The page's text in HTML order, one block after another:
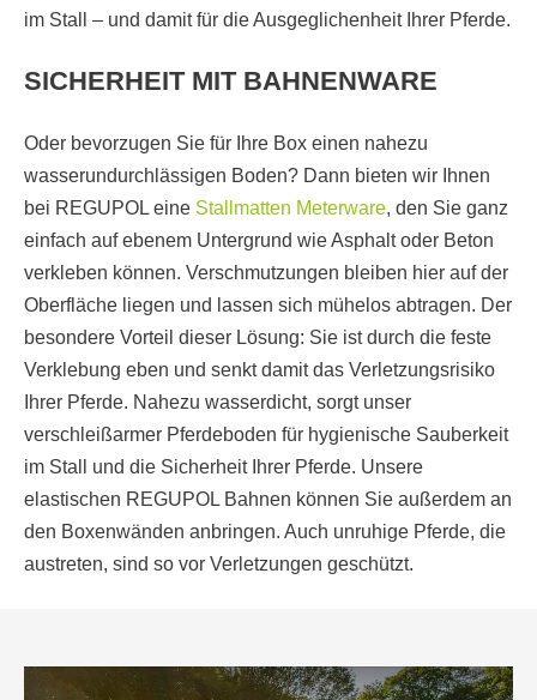
im Stall – und damit für die Ausgeglichenheit Ihrer Pferde.
SICHERHEIT MIT BAHNENWARE
Oder bevorzugen Sie für Ihre Box einen nahezu
wasserundurchlässigen Boden? Dann bieten wir Ihnen
bei REGUPOL eine Stallmatten Meterware, den Sie ganz
einfach auf ebenem Untergrund wie Asphalt oder Beton
verkleben können. Verschmutzungen bleiben hier auf der
Oberfläche liegen und lassen sich mühelos abtragen. Der
besondere Vorteil dieser Lösung: Sie ist durch die feste
Verklebung eben und senkt damit das Verletzungsrisiko
Ihrer Pferde. Nahezu wasserdicht, sorgt unser
verschleißarmer Pferdeboden für hygienische Sauberkeit
im Stall und die Sicherheit Ihrer Pferde. Unsere
elastischen REGUPOL Bahnen können Sie außerdem an
den Boxenwänden anbringen. Auch unruhige Pferde, die
austreten, sind so vor Verletzungen geschützt.